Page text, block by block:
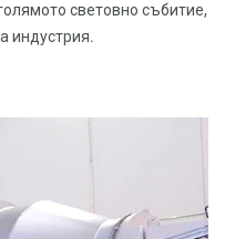
световно събитие,
индустрия.